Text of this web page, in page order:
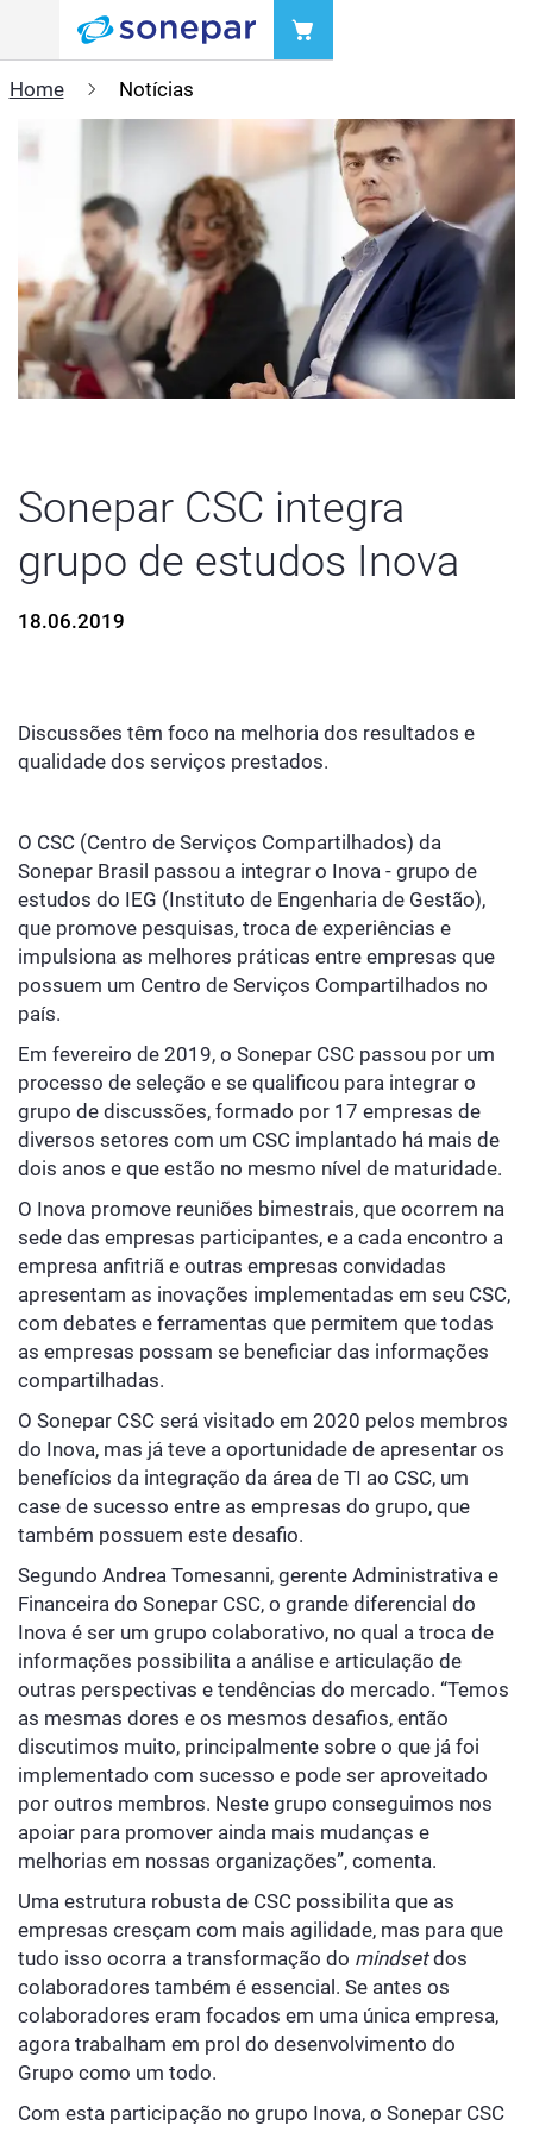
Home
Notícias
Sonepar CSC integra
grupo de estudos Inova
18.06.2019
Discussões têm foco na melhoria dos resultados e
qualidade dos serviços prestados.
O CSC (Centro de Serviços Compartilhados) da
Sonepar Brasil passou a integrar o Inova - grupo de
estudos do IEG (Instituto de Engenharia de Gestão),
que promove pesquisas, troca de experiências e
impulsiona as melhores práticas entre empresas que
possuem um Centro de Serviços Compartilhados no
país.
Em fevereiro de 2019, o Sonepar CSC passou por um
processo de seleção e se qualificou para integrar o
grupo de discussões, formado por 17 empresas de
diversos setores com um CSC implantado há mais de
dois anos e que estão no mesmo nível de maturidade.
O Inova promove reuniões bimestrais, que ocorrem na
sede das empresas participantes, e a cada encontro a
empresa anfitriã e outras empresas convidadas
apresentam as inovações implementadas em seu CSC,
com debates e ferramentas que permitem que todas
as empresas possam se beneficiar das informações
compartilhadas.
O Sonepar CSC será visitado em 2020 pelos membros
do Inova, mas já teve a oportunidade de apresentar os
benefícios da integração da área de TI ao CSC, um
case de sucesso entre as empresas do grupo, que
também possuem este desafio.
Segundo Andrea Tomesanni, gerente Administrativa e
Financeira do Sonepar CSC, o grande diferencial do
Inova é ser um grupo colaborativo, no qual a troca de
informações possibilita a análise e articulação de
outras perspectivas e tendências do mercado. “Temos
as mesmas dores e os mesmos desafios, então
discutimos muito, principalmente sobre o que já foi
implementado com sucesso e pode ser aproveitado
por outros membros. Neste grupo conseguimos nos
apoiar para promover ainda mais mudanças e
melhorias em nossas organizações”, comenta.
Uma estrutura robusta de CSC possibilita que as
empresas cresçam com mais agilidade, mas para que
tudo isso ocorra a transformação do mindsetdos
colaboradores também é essencial. Se antes os
colaboradores eram focados em uma única empresa,
agora trabalham em prol do desenvolvimento do
Grupo como um todo.
Com esta participação no grupo Inova, o Sonepar CSC